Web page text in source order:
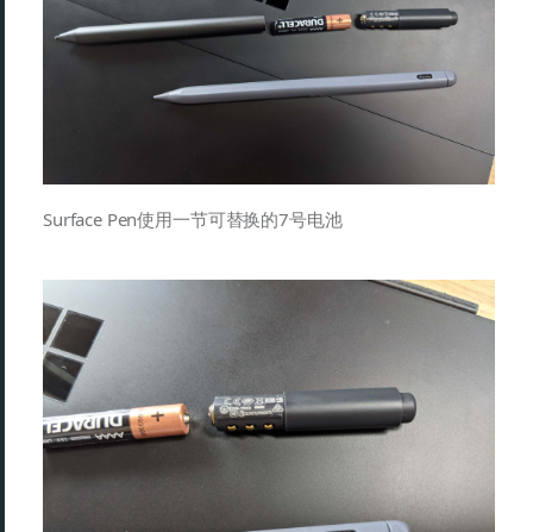
Surface Pen使用一节可替换的7号电池